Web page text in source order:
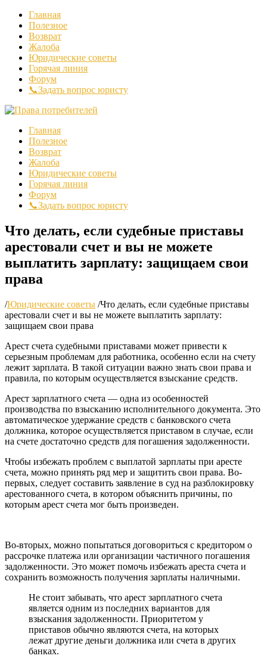
Главная
Полезное
Возврат
Жалоба
Юридические советы
Горячая линия
Форум
📞Задать вопрос юристу
Главная
Полезное
Возврат
Жалоба
Юридические советы
Горячая линия
Форум
📞Задать вопрос юристу
Что делать, если судебные приставы
арестовали счет и вы не можете
выплатить зарплату: защищаем свои
права
/Юридические советы /Что делать, если судебные приставы
арестовали счет и вы не можете выплатить зарплату:
защищаем свои права
Арест счета судебными приставами может привести к
серьезным проблемам для работника, особенно если на счету
лежит зарплата. В такой ситуации важно знать свои права и
правила, по которым осуществляется взыскание средств.
Арест зарплатного счета — одна из особенностей
производства по взысканию исполнительного документа. Это
автоматическое удержание средств с банковского счета
должника, которое осуществляется приставом в случае, если
на счете достаточно средств для погашения задолженности.
Чтобы избежать проблем с выплатой зарплаты при аресте
счета, можно принять ряд мер и защитить свои права. Во-
первых, следует составить заявление в суд на разблокировку
арестованного счета, в котором объяснить причины, по
которым арест счета мог быть произведен.
Во-вторых, можно попытаться договориться с кредитором о
рассрочке платежа или организации частичного погашения
задолженности. Это может помочь избежать ареста счета и
сохранить возможность получения зарплаты наличными.
Не стоит забывать, что арест зарплатного счета
является одним из последних вариантов для
взыскания задолженности. Приоритетом у
приставов обычно являются счета, на которых
лежат другие деньги должника или счета в других
банках.